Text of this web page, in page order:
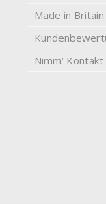
Made in Britain
Nimm‘